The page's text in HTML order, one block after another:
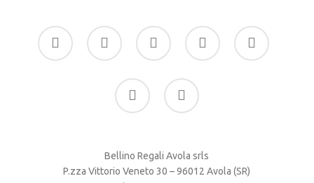
facebook
google-
plus
instagram whatsapp tiktok
phone email
Bellino Regali Avola srls
P.zza Vittorio Veneto 30 – 96012 Avola (SR)